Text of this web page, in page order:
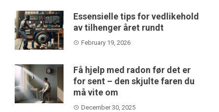
Essensielle tips for vedlikehold
av tilhenger året rundt
February 19, 2026
Få hjelp med radon før det er
for sent – den skjulte faren du
må vite om
December 30, 2025